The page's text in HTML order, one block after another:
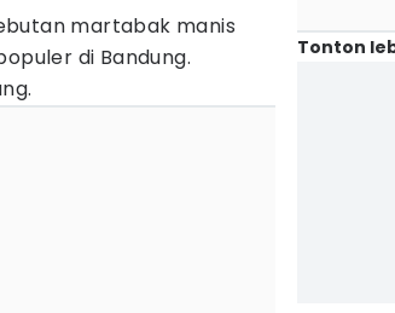
martabak manis
di Bandung.
Tonton